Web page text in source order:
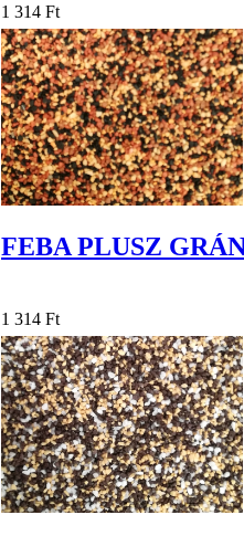
1 314 Ft
FEBA PLUSZ
1 314 Ft